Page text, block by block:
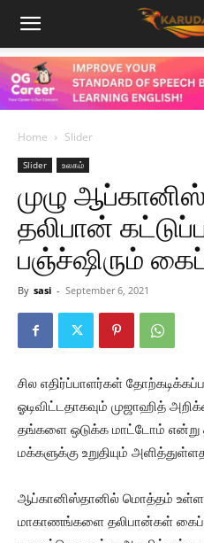
Home Slider
Slider உலகம்
முழு
தலிபான்
பஞ்ச்ஷிரும்
By sasi - September 6, 2021
சில எதிர்ப்பாளர்கள்
ஓடிவிட்டதாகவும் முஜாஹித்
தங்களை ஒடுக்க மாட்டோம் என்று
மக்களுக்கு உறுதியும்
ஆப்கானிஸ்தானில் மொத்தம்
மாகாணங்களை தலிபான்கள்